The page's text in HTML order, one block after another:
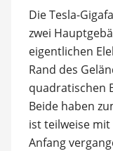
Die Tesla-
zwei
eigentlichen
Rand des
quadratischen
Beide haben
ist teilweise
Anfang